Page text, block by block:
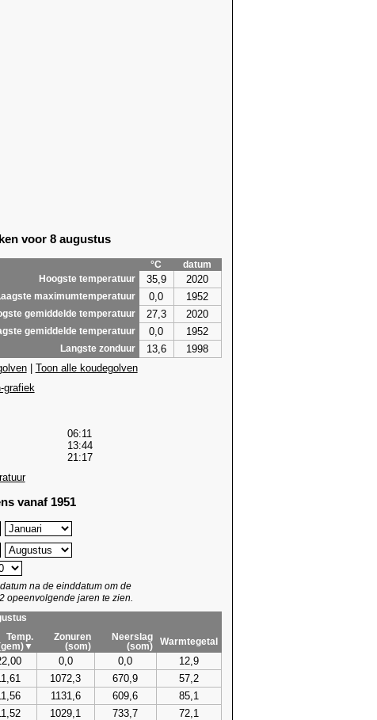
voor 8 augustus
°C
datum
Hoogste temperatuur
35,9 2020
maximumtemperatuur 0,0 1952
gemiddelde temperatuur 27,3 2020
gemiddelde temperatuur 0,0 1952
Langste zonduur 13,6
1998
| Toon alle koudegolven
grafiek
06:11
13:44
21:17
vanaf 1951
na de einddatum om de
opeenvolgende jaren te zien.
Temp.
Zonuren
(som)
Neerslag
(som)
Warmtegetal
0,0 0,0 12,9
1072,3 670,9 57,2
1131,6 609,6 85,1
1029,1 733,7 72,1